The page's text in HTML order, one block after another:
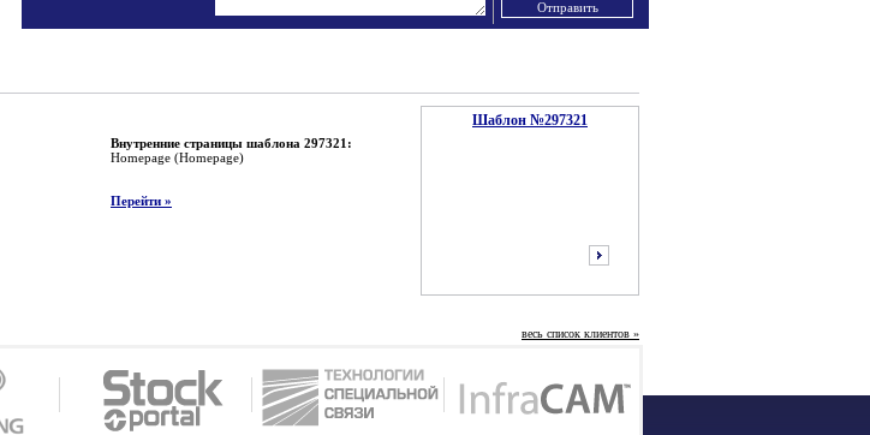
Шаблон №297321
Внутренние страницы шаблона 297321:
Homepage (Homepage)
Перейти »
весь список клиентов »